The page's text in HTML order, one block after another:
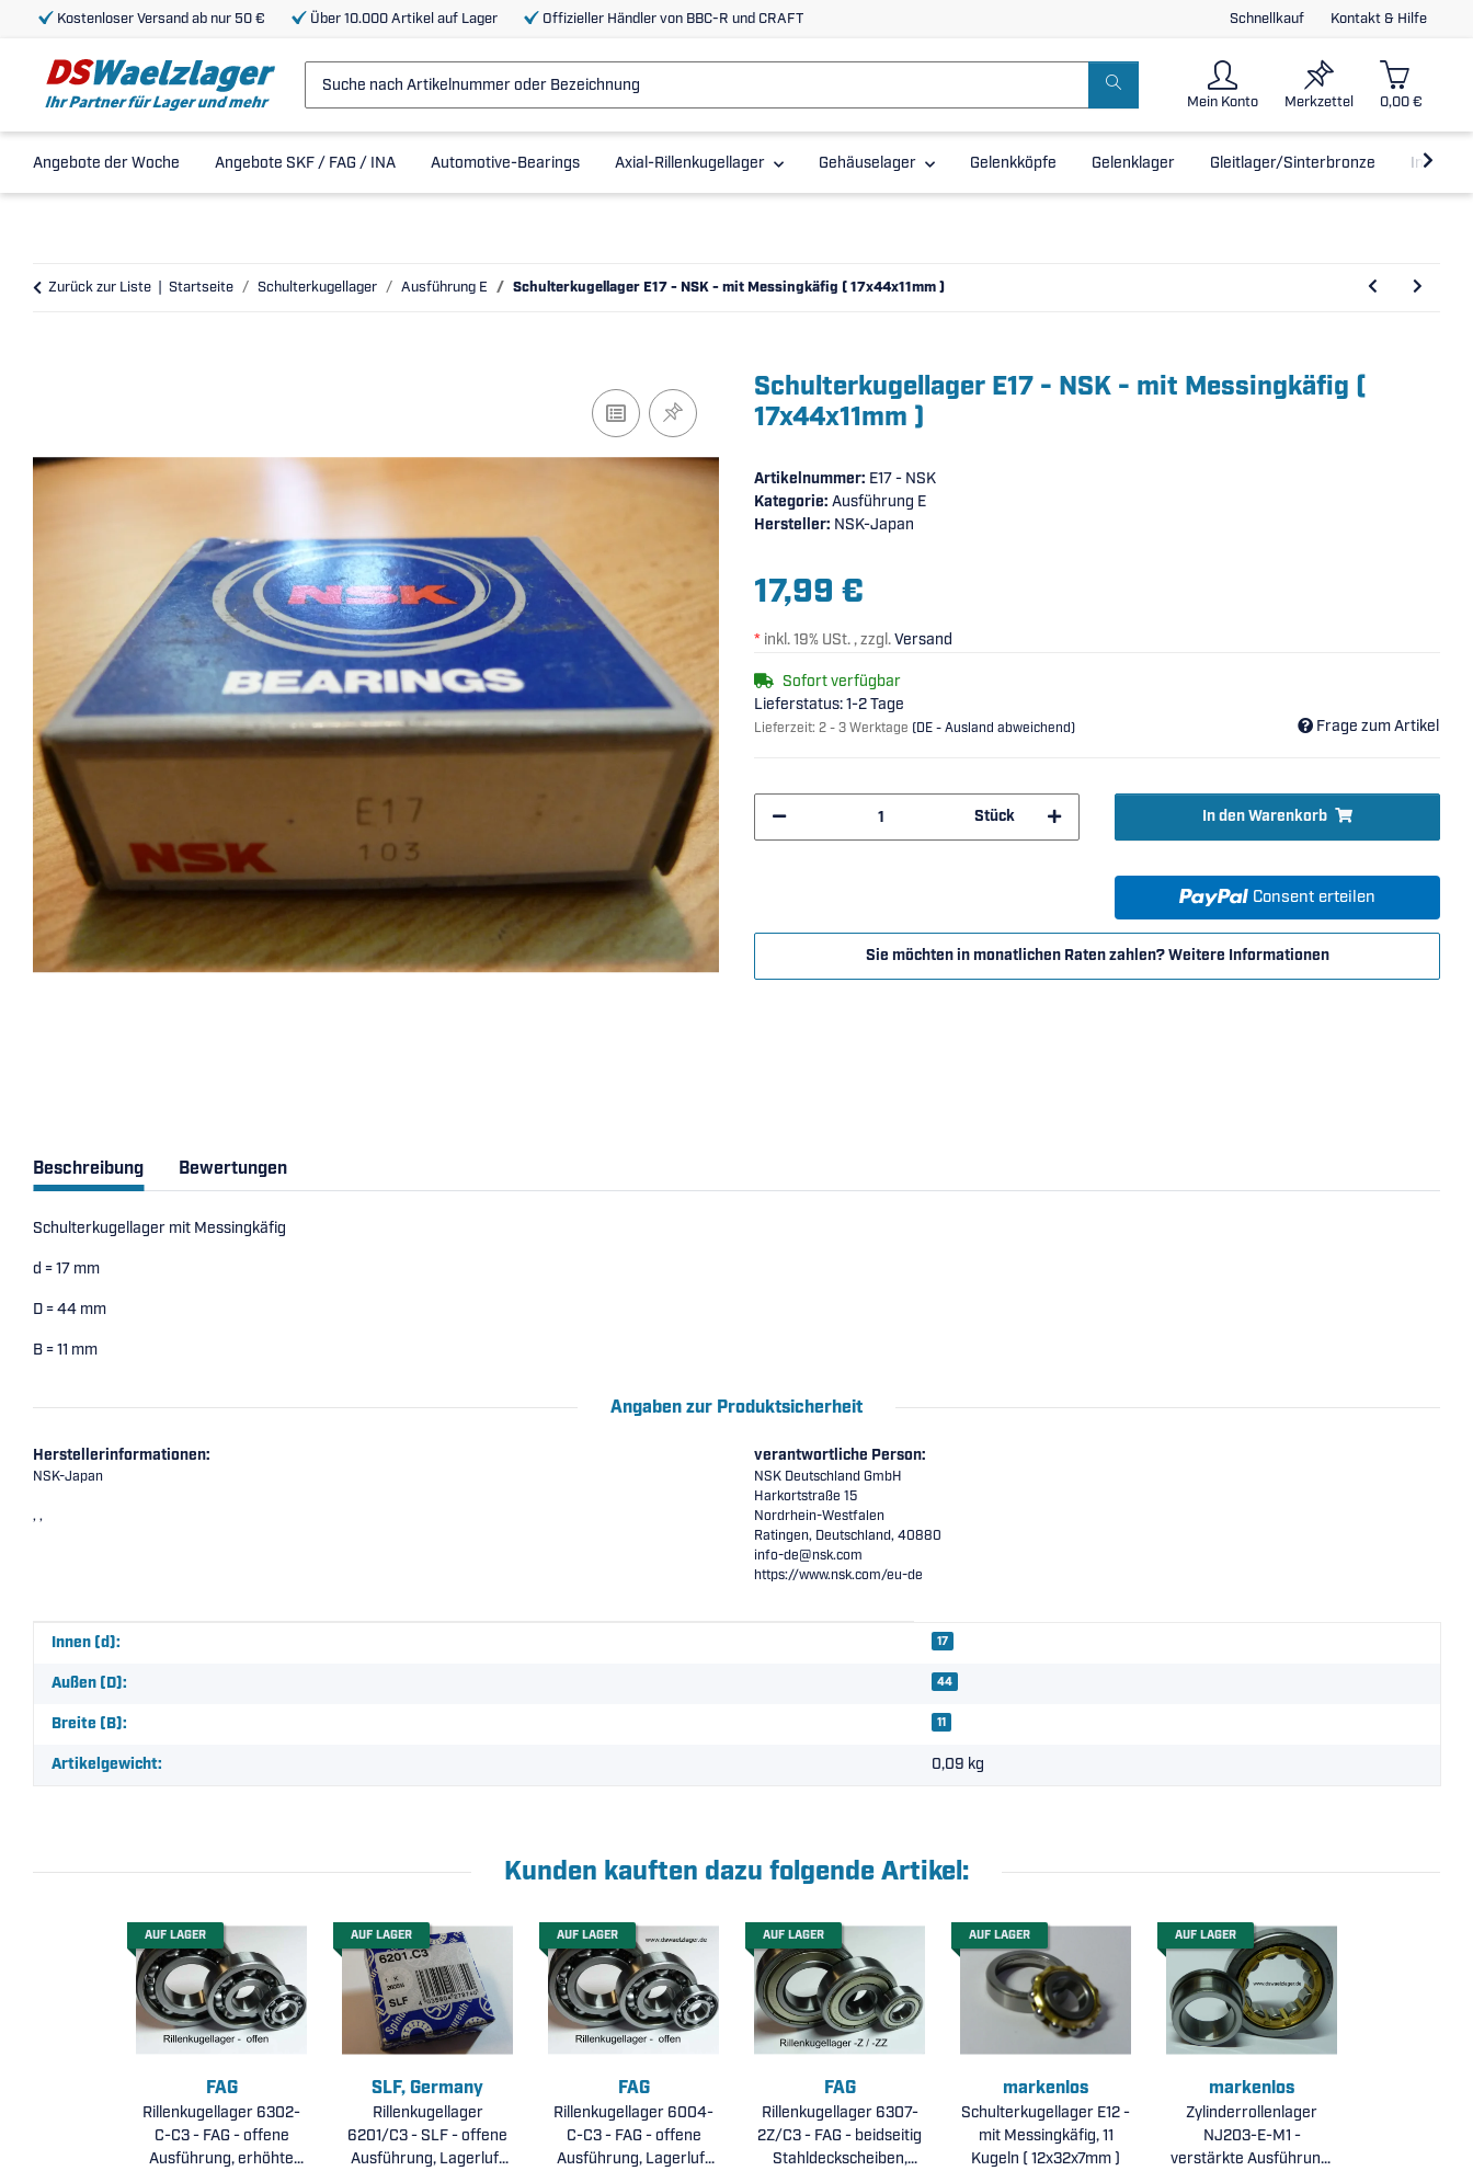
Schnellkauf Kontakt & Hilfe
Kostenloser Versand ab nur 50 € Über 10.000 Artikel auf Lager Offizieller Händler von BBC-R und CRAFT
Mein Konto Merkzettel 0,00 €
Angebote der Woche Angebote SKF / FAG / INA Automotive-Bearings Axial-Rillenkugellager Gehäuselager Gelenkköpfe Gelenklager Gleitlager/Sinterbronze Inline-
Zurück zur Liste Startseite Schulterkugellager Ausführung E Schulterkugellager E17 - NSK - mit Messingkäfig ( 17x44x11mm )
Schulterkugellager E17 - NSK - mit Messingkäfig (
17x44x11mm )
Artikelnummer: E17 - NSK
Kategorie: Ausführung E
Hersteller: NSK-Japan
17,99 €
* inkl. 19% USt. , zzgl.Versand
Sofort verfügbar
Lieferstatus: 1-2 Tage
Lieferzeit: 2 - 3 Werktage (DE - Ausland abweichend) Frage zum Artikel
Stück In den Warenkorb
Consent erteilen
Sie möchten in monatlichen Raten zahlen?Weitere Informationen
Beschreibung Bewertungen
Schulterkugellager mit Messingkäfig
d = 17 mm
D = 44 mm
B = 11 mm
Angaben zur Produktsicherheit
Herstellerinformationen:
NSK-Japan
, ,
verantwortliche Person:
NSK Deutschland GmbH
Harkortstraße 15
Nordrhein-Westfalen
Ratingen, Deutschland, 40880
info-de@nsk.com
https://www.nsk.com/eu-de
Produkteigenschaft
Wert
Innen (d): 17
Außen (D): 44
Breite (B): 11
Artikelgewicht: 0,09 kg
Kunden kauften dazu folgende Artikel:
AUF LAGER
FAG
Rillenkugellager 6302-
C-C3 - FAG - offene
Ausführung, erhöhte
AUF LAGER
SLF, Germany
Rillenkugellager
6201/C3 - SLF - offene
Ausführung, Lagerluft
AUF LAGER
FAG
Rillenkugellager 6004-
C-C3 - FAG - offene
Ausführung, Lagerluft
AUF LAGER
FAG
Rillenkugellager 6307-
2Z/C3 - FAG - beidseitig
Stahldeckscheiben,
AUF LAGER
markenlos
Schulterkugellager E12 -
mit Messingkäfig, 11
Kugeln ( 12x32x7mm )
AUF LAGER
markenlos
Zylinderrollenlager
NJ203-E-M1 -
verstärkte Ausführung,